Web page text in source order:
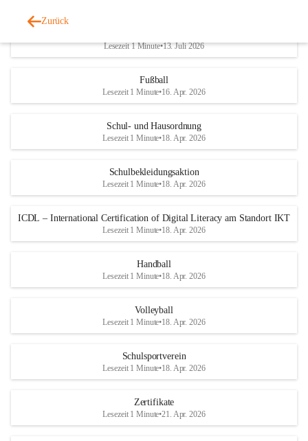
Zurück
Lesezeit 1 Minute•13. Juli 2026
Fußball
Lesezeit 1 Minute•16. Apr. 2026
Schul- und Hausordnung
Lesezeit 1 Minute•18. Apr. 2026
Schulbekleidungsaktion
Lesezeit 1 Minute•18. Apr. 2026
ICDL – International Certification of Digital Literacy am Standort IKT
Lesezeit 1 Minute•18. Apr. 2026
Handball
Lesezeit 1 Minute•18. Apr. 2026
Volleyball
Lesezeit 1 Minute•18. Apr. 2026
Schulsportverein
Lesezeit 1 Minute•18. Apr. 2026
Zertifikate
Lesezeit 1 Minute•21. Apr. 2026